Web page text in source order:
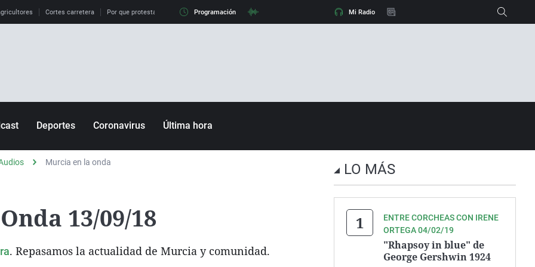
Cortes carretera Por que protestan agricultores Subida SMI DANA el tiempo Dani Alves Carlos III
Programación Mi Radio
roja
Deportes
Motor
Ciclismo
Coronavirus Última hora
Murcia en la onda
13/09/18
. Repasamos la actualidad de Murcia y comunidad.
LO MÁS
ENTRE CORCHEAS CON IRENE
ORTEGA 04/02/19
"Rhapsoy in blue" de
George Gershwin 1924